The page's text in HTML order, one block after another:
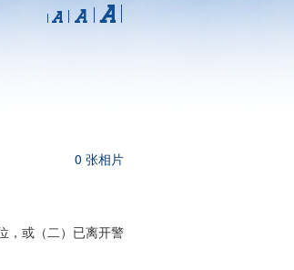
0 张相片
，或（二）已离开警